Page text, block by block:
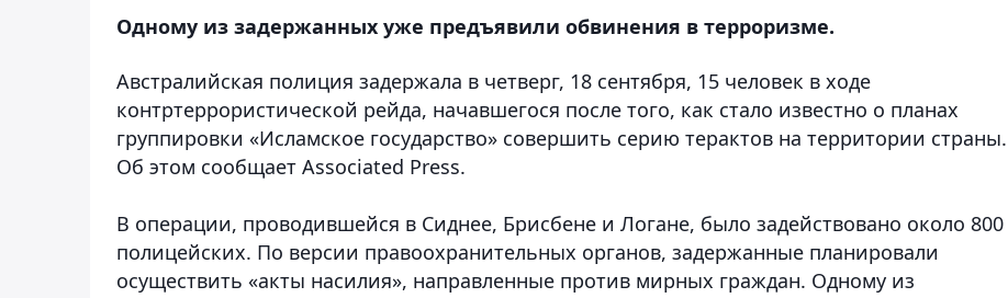
Одному из задержанных уже предъявили обвинения в терроризме.
Австралийская полиция задержала в четверг, 18 сентября, 15 человек в ходе
контртеррористической рейда, начавшегося после того, как стало известно о планах
группировки «Исламское государство» совершить серию терактов на территории страны.
Об этом сообщает Associated Press.
В операции, проводившейся в Сиднее, Брисбене и Логане, было задействовано около 800
полицейских. По версии правоохранительных органов, задержанные планировали
осуществить «акты насилия», направленные против мирных граждан. Одному из